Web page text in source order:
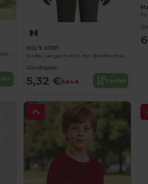
Kinder Langarmshirt aus Baumwolljersey
SOL'S 03101
Kinder Langarmshirt mit Streifenmuster aus Baumwolle
Günstigste:
5,32 €11,64 € Kaufen
-1%